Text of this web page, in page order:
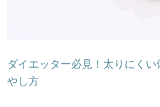
ダイエッター必見！太りにく
やし方